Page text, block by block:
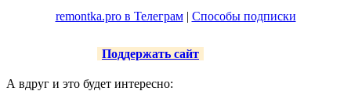
remontka.pro в Телеграм| Способы подписки
Поддержать сайт
А вдруг и это будет интересно: